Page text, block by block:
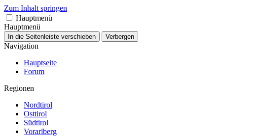
Zum Inhalt springen
Hauptmenü
Hauptmenü
In die Seitenleiste verschieben Verbergen
Navigation
Hauptseite
Forum
Regionen
Nordtirol
Osttirol
Südtirol
Vorarlberg